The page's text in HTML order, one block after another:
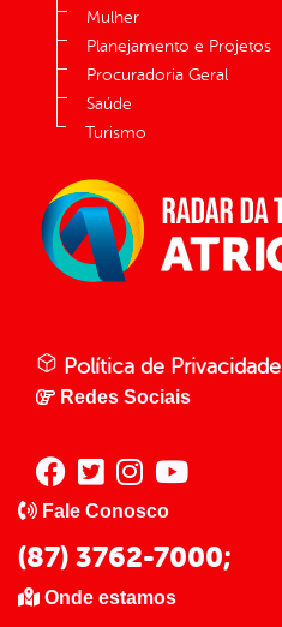
Mulher
Planejamento e Projetos
Procuradoria Geral
Saúde
Turismo
Política de Privacidade
Redes Sociais
Fale Conosco
(87) 3762-7000;
Onde estamos